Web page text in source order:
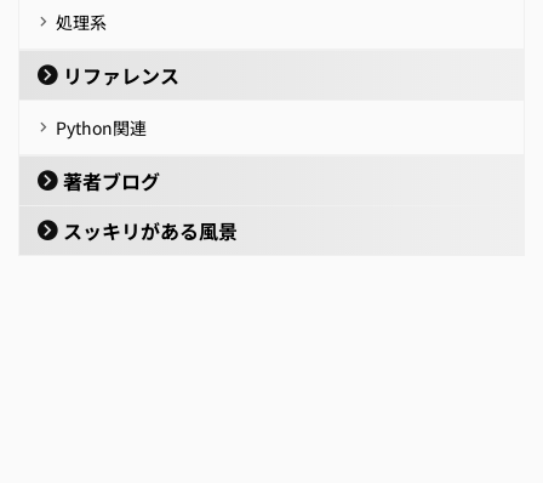
処理系
リファレンス
Python関連
著者ブログ
スッキリがある風景